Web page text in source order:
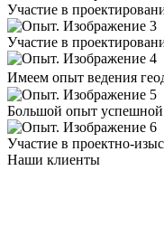
Участие в
Участие в
Имеем опыт ведения
Большой опыт
Участие в проектно-
Наши клиенты